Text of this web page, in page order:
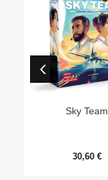
Sky Team
30,60 €